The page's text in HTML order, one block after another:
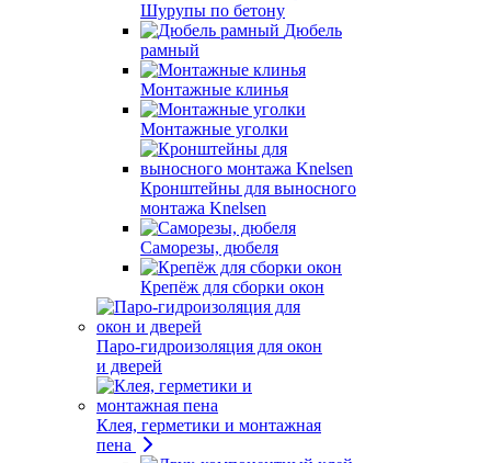
Шурупы по бетону
Дюбель
рамный
Монтажные клинья
Монтажные уголки
Кронштейны для выносного
монтажа Knelsen
Саморезы, дюбеля
Крепёж для сборки окон
Паро-гидроизоляция для окон
и дверей
Клея, герметики и монтажная
пена